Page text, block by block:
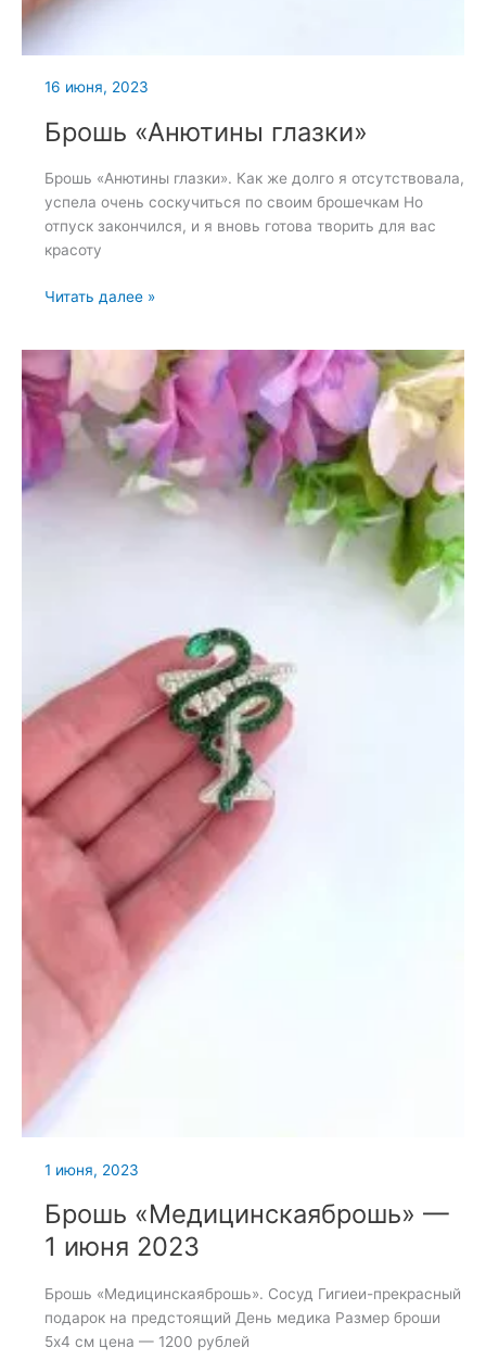
16 июня, 2023
Брошь «Анютины глазки»
Брошь «Анютины глазки». Как же долго я отсутствовала,
успела очень соскучиться по своим брошечкам Но
отпуск закончился, и я вновь готова творить для вас
красоту
Брошь
Читать далее »
1 июня, 2023
Брошь «Медицинскаяброшь» —
1 июня 2023
Брошь «Медицинскаяброшь». Сосуд Гигиеи-прекрасный
подарок на предстоящий День медика Размер броши
5х4 см цена — 1200 рублей